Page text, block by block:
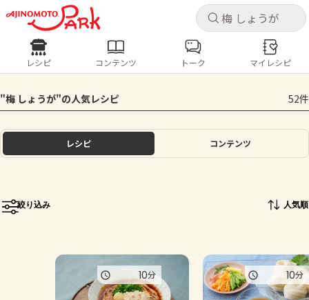
キャ
ログインするとレシピを保存できます
ログイン
ホーム
トーク
キャ
レシピ コンテンツ
人気の食材・レシピ
きゅうり なす トマト とうもろこし
ピーマン
レシピ コンテンツ トーク マイレシピ
"梅 しょうが"の人気レシピ 52件
レシピ コンテンツ
絞り込み 人気順
10分 10分